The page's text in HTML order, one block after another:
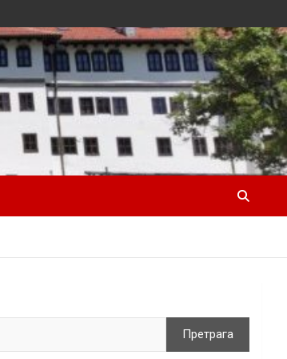
Претрага